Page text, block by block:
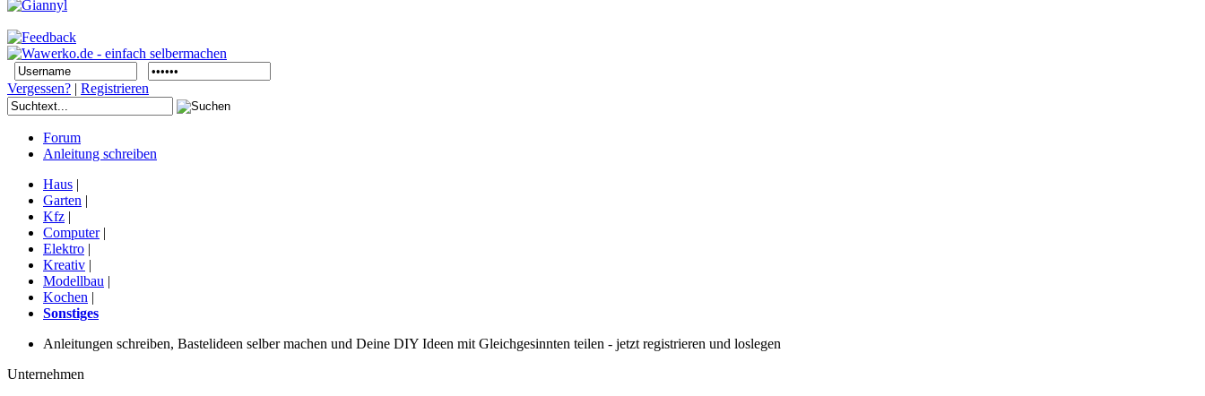
Vergessen? | Registrieren
Forum
Anleitung schreiben
Haus |
Garten |
Kfz |
Computer|
Elektro |
Kreativ |
Modellbau |
Kochen |
Sonstiges
Anleitungen schreiben, Bastelideen selber machen und Deine DIY Ideen mit Gleichgesinnten teilen - jetzt registrieren und loslegen
Unternehmen